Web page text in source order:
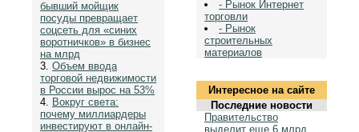
бывший мойщик
посуды превращает
соцсеть для «синих
воротничков» в бизнес
на млрд
3. Объем ввода
торговой недвижимости
в России вырос на 53%
4. Вокруг света:
почему миллиардеры
инвестируют в онлайн-
- Рынок Интернет
торговли
- Рынок
строительных
материалов
Интересное на сайте
Последние новости
Правительство
выделит еще 6 млрд